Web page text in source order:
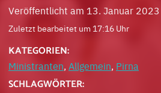
Veröffentlicht am 13. Januar
Zuletzt bearbeitet um 17:16 Uhr
KATEGORIEN:
Ministranten, Allgemein, Pirna
SCHLAGWÖRTER: